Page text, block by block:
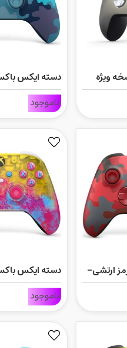
ویژه
دسته ایکس
طرح Mineral Camo
ناموجود
ارتشی-
Horizon
ناموجود